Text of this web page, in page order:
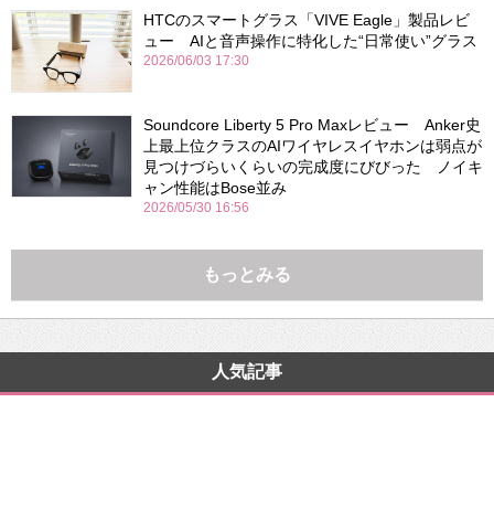
HTCのスマートグラス「VIVE Eagle」製品レビ
ュー AIと音声操作に特化した“日常使い”グラス
2026/06/03 17:30
Soundcore Liberty 5 Pro Maxレビュー Anker史
上最上位クラスのAIワイヤレスイヤホンは弱点が
見つけづらいくらいの完成度にびびった ノイキ
ャン性能はBose並み
2026/05/30 16:56
もっとみる
人気記事